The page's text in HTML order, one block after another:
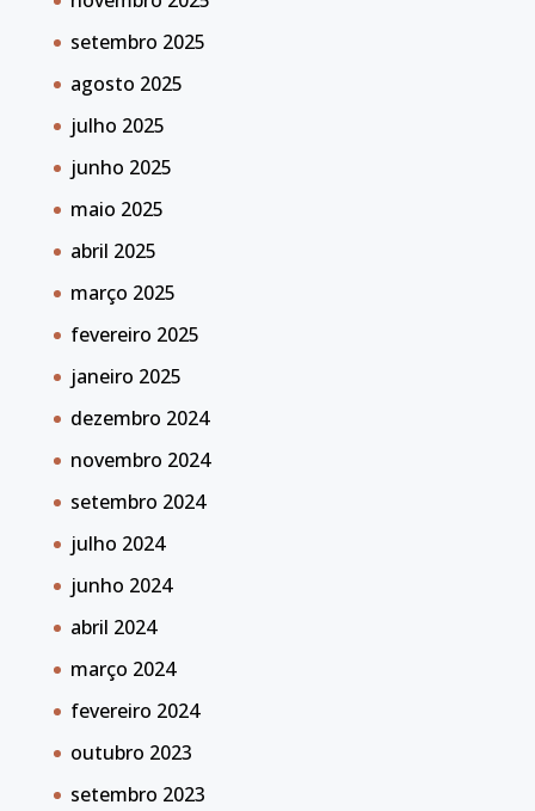
setembro 2025
agosto 2025
julho 2025
junho 2025
maio 2025
abril 2025
março 2025
fevereiro 2025
janeiro 2025
dezembro 2024
novembro 2024
setembro 2024
julho 2024
junho 2024
abril 2024
março 2024
fevereiro 2024
outubro 2023
setembro 2023